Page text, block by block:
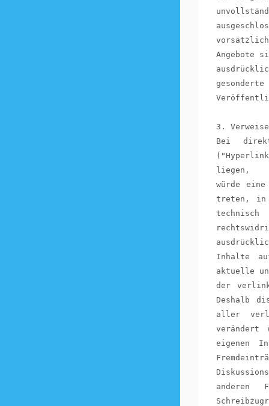
Angebote
3.
Bei
liegen,
würde
treten, in
Inhalte
aktuelle
der
Deshalb
aller
eigenen
anderen